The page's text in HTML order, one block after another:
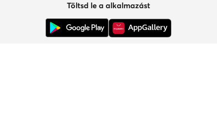
Töltsd le a alkalmazást